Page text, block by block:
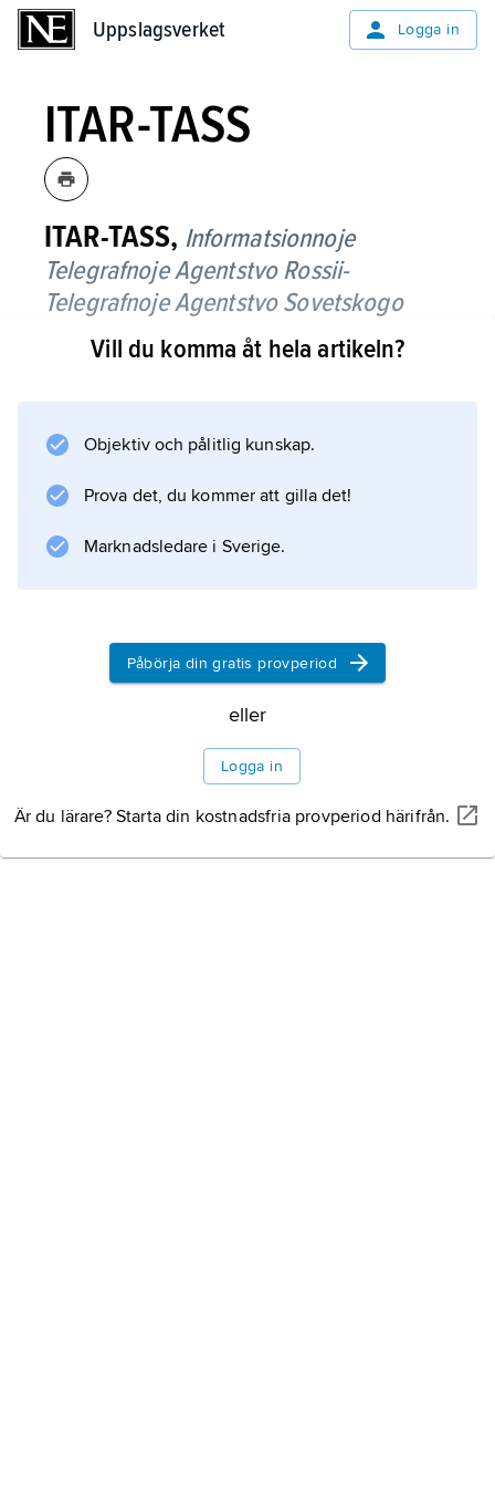
Uppslagsverket Logga in
ITAR-TASS
ITAR-TASS, Informatsionnoje
Telegrafnoje Agentstvo Rossii-
Telegrafnoje Agentstvo Sovetskogo
Sojuza(’Rysslands informations- och
telegrafbyrå-Sovjetunionens
nyhetsbyrå för Ryssland 1992–2014,
sedan 2014 under namnet
ITAR-TASS ersatte 1992 Sovjetunionens
nyhetsbyrå TASS.
Information om artikeln
Vill du komma åt hela artikeln?
Objektiv och pålitlig kunskap.
Prova det, du kommer att gilla det!
Marknadsledare i Sverige.
Påbörja din gratis provperiod
eller
Logga in
Är du lärare? Starta din kostnadsfria provperiod härifrån.